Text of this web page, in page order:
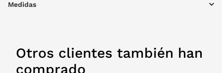
Medidas
Otros clientes también han
comprado